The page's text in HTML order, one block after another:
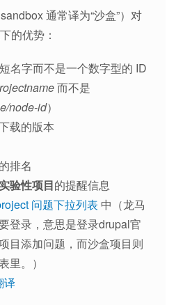
sandbox 通常译为“沙盒”）对
的优势：
名字而不是一个数字型的 ID
而不是
node-id）
载的版本
排名
验性项目的提醒信息
问题下拉列表 中（龙马
登录，意思是登录drupal官
目添加问题，而沙盒项目则
里。）
译